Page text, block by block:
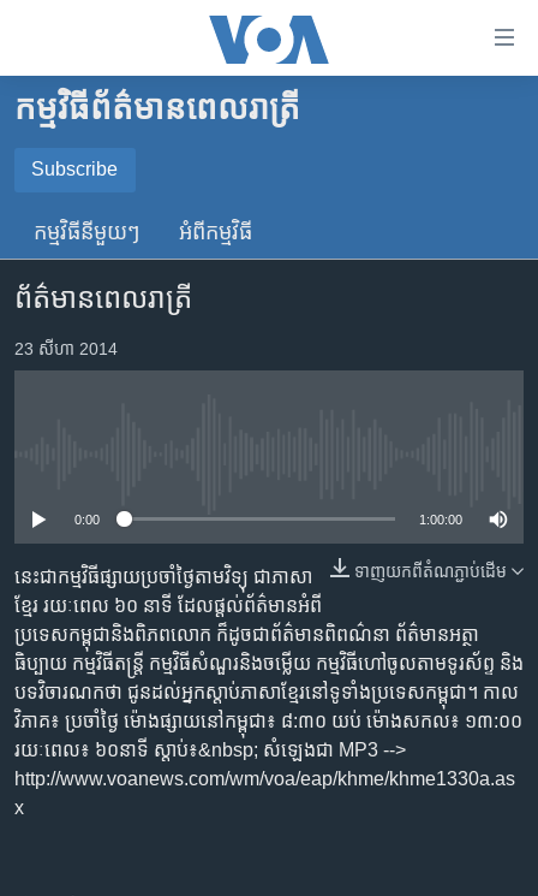
គេហទំព័រ​
ទាក់ទង
រំលង​
ទំព័រ​
ព័ត៌មាន​​
តែ​
ម្តង
រចនា
សម្ព័ន្ធ​
រំលង​
និង​
ចូល​
ទៅ​
កាន់​
ទំព័រ​
ស្វែង​
រក
កម្ពុជា
អន្តរជាតិ
ចិន
ហេឡូវីអូអេ
កម្ពុជាច្នៃប្រតិដ្ឋ
កម្មវិធីទាំងអស់
Khmer English
បណ្តាញ​សង្គម
ភាសា
កម្មវិធី​ព័ត៌មាន​ពេលរាត្រី
Subscribe
SUBSCRIBE
YouTube Music
កម្មវិធី​នីមួយៗ អំពី​កម្មវិធី​
ព័ត៌មានពេលរាត្រី
23 សីហា 2014
0:00 1:00:00
ទាញ​យក​ពី​តំណភ្ជាប់​ដើម
នេះ​ជា​កម្ម​វិធី​ផ្សាយ​ប្រចាំ​ថ្ងៃ​តាម​វិទ្យុ ​ជាភាសា​
ខ្មែរ​ រយៈ​ពេល​ ៦០​ នាទី ដែល​ផ្តល់​ព័ត៌មាន​អំពី​
ប្រទេស​កម្ពុជា​និង​ពិភព​លោក ​ក៏ដូច​ជា​ព័ត៌មាន​ពិពណ៌នា ព័ត៌មាន​អត្ថា​
ធិប្បាយ​ កម្ម​វិធី​តន្ត្រី ​កម្មវិធី​សំណួរ​និង​ចម្លើយ​ កម្ម​វិធី​ហៅ​ចូល​តាម​ទូរ​ស័ព្ទ ​និង
បទ​វិចារណកថា​ ជូន​ដល់​អ្នក​ស្តាប់​ភាសា​ខ្មែរ​នៅ​ទូទាំង​ប្រទេស​កម្ពុជា។ កាល​
វិភាគ៖ ប្រចាំ​ថ្ងៃ ម៉ោង​ផ្សាយ​នៅ​កម្ពុជា៖ ៨:៣០ យប់ ម៉ោង​សកល៖ ១៣:០០
រយៈពេល៖ ៦០​នាទី ស្តាប់​៖&nbsp; សំឡេង​ជា MP3 -->
http://www.voanews.com/wm/voa/eap/khme/khme1330a.as
x